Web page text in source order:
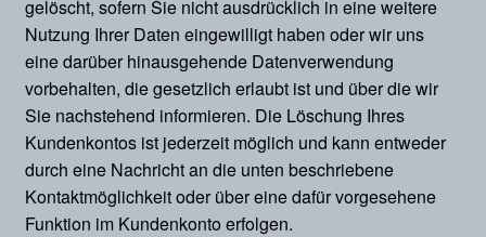
gelöscht, sofern Sie nicht ausdrücklich in eine weitere
Nutzung Ihrer Daten eingewilligt haben oder wir uns
eine darüber hinausgehende Datenverwendung
vorbehalten, die gesetzlich erlaubt ist und über die wir
Sie nachstehend informieren. Die Löschung Ihres
Kundenkontos ist jederzeit möglich und kann entweder
durch eine Nachricht an die unten beschriebene
Kontaktmöglichkeit oder über eine dafür vorgesehene
Funktion im Kundenkonto erfolgen.